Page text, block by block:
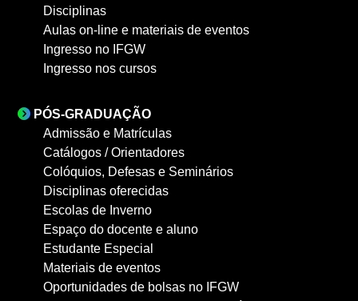
Disciplinas
Aulas on-line e materiais de eventos
Ingresso no IFGW
Ingresso nos cursos
PÓS-GRADUAÇÃO
Admissão e Matrículas
Catálogos / Orientadores
Colóquios, Defesas e Seminários
Disciplinas oferecidas
Escolas de Inverno
Espaço do docente e aluno
Estudante Especial
Materiais de eventos
Oportunidades de bolsas no IFGW